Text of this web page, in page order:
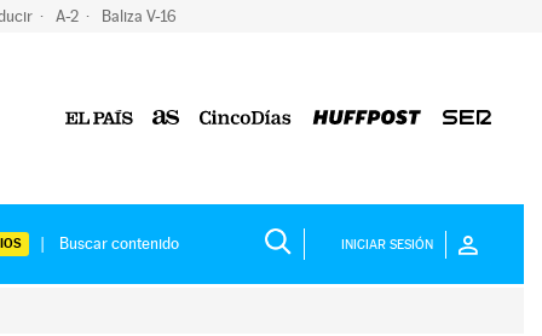
A-2 Baliza V-16
INICIAR SESIÓN